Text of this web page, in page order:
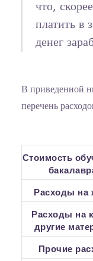
что,
платить в
денег
В приведенной
перечень
Стоимость
Расходы на
Расходы на
другие
Прочие